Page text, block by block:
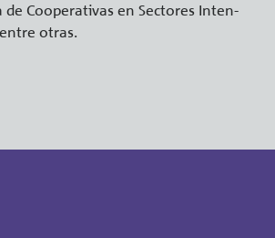
de Coope­ra­ti­vas en Sec­to­res In­ten­
otras.